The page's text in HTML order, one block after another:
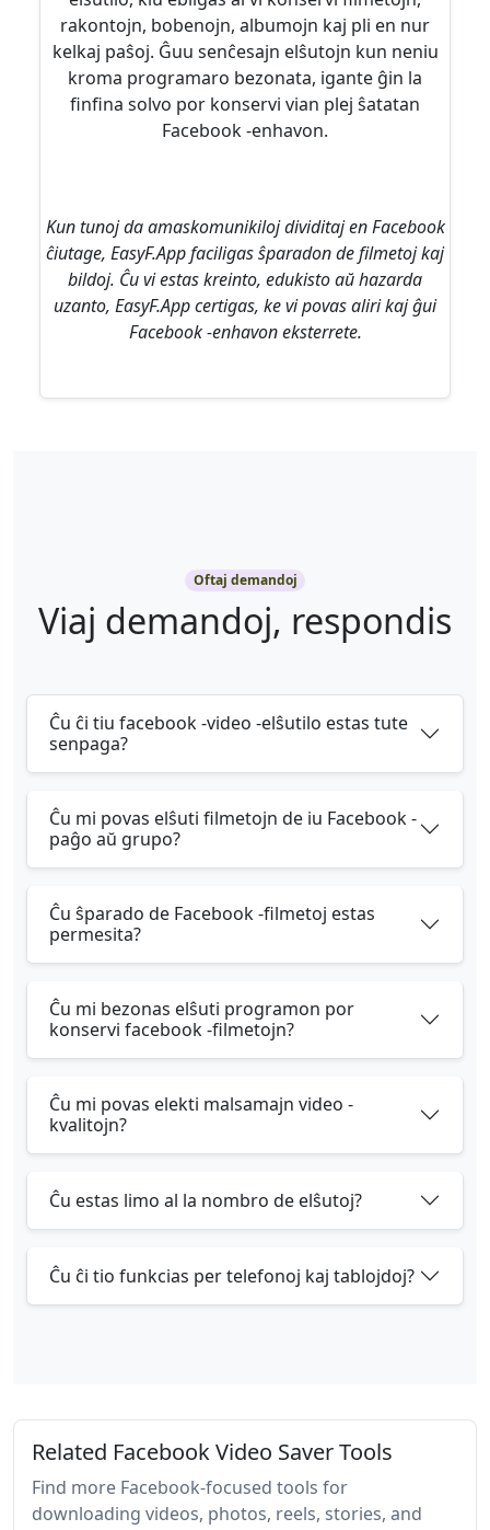
rakontojn, bobenojn, albumojn kaj pli en nur
kelkaj paŝoj. Ĝuu senĉesajn elŝutojn kun neniu
kroma programaro bezonata, igante ĝin la
finfina solvo por konservi vian plej ŝatatan
Facebook -enhavon.
Kun tunoj da amaskomunikiloj dividitaj en Facebook
ĉiutage, EasyF.App faciligas ŝparadon de filmetoj kaj
bildoj. Ĉu vi estas kreinto, edukisto aŭ hazarda
uzanto, EasyF.App certigas, ke vi povas aliri kaj ĝui
Facebook -enhavon eksterrete.
Oftaj demandoj
Viaj demandoj, respondis
Ĉu ĉi tiu facebook -video -elŝutilo estas tute
senpaga?
Ĉu mi povas elŝuti filmetojn de iu Facebook -
paĝo aŭ grupo?
Ĉu ŝparado de Facebook -filmetoj estas
permesita?
Ĉu mi bezonas elŝuti programon por
konservi facebook -filmetojn?
Ĉu mi povas elekti malsamajn video -
kvalitojn?
Ĉu estas limo al la nombro de elŝutoj?
Ĉu ĉi tio funkcias per telefonoj kaj tablojdoj?
Related Facebook Video Saver Tools
Find more Facebook-focused tools for
downloading videos, photos, reels, stories, and